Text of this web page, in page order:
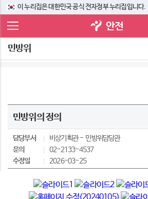
이 누리집은 대한민국 공식 전자정부 누리집입니다.
안전
민방위
민방위의 정의
담당부서 비상기획관
민방위담당관
문의
02-2133-4537
수정일
2026-03-25